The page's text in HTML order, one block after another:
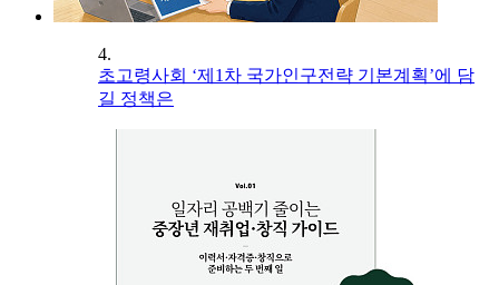
4.
초고령사회 ‘제1차 국가인구전략 기본계획’에 담
길 정책은